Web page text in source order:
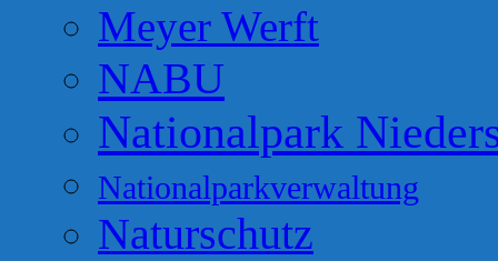
Meyer Werft
NABU
Nationalpark
Nationalparkverwaltung
Naturschutz